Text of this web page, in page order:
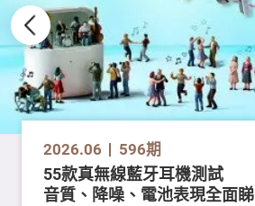
2026.06 596期
55款真無線藍牙耳機測試
音質、降噪、電池表現全面睇